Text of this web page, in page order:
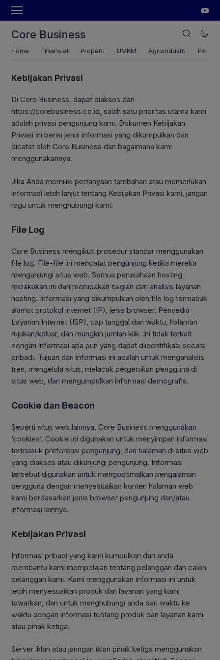
Core Business
Home Finansial Properti UMKM Agroindustri
Kebijakan Privasi
Di Core Business, dapat diakses dari
https://corebusiness.co.id, salah satu prioritas utama kami
adalah privasi pengunjung kami. Dokumen Kebijakan
Privasi ini berisi jenis informasi yang dikumpulkan dan
dicatat oleh Core Business dan bagaimana kami
menggunakannya.
Jika Anda memiliki pertanyaan tambahan atau memerlukan
informasi lebih lanjut tentang Kebijakan Privasi kami, jangan
ragu untuk menghubungi kami.
File Log
Core Business mengikuti prosedur standar menggunakan
file log. File-file ini mencatat pengunjung ketika mereka
mengunjungi situs web. Semua perusahaan hosting
melakukan ini dan merupakan bagian dari analisis layanan
hosting. Informasi yang dikumpulkan oleh file log termasuk
alamat protokol internet (IP), jenis browser, Penyedia
Layanan Internet (ISP), cap tanggal dan waktu, halaman
rujukan/keluar, dan mungkin jumlah klik. Ini tidak terkait
dengan informasi apa pun yang dapat diidentifikasi secara
pribadi. Tujuan dari informasi ini adalah untuk menganalisis
tren, mengelola situs, melacak pergerakan pengguna di
situs web, dan mengumpulkan informasi demografis.
Cookie dan Beacon
Seperti situs web lainnya, Core Business menggunakan
‘cookies’. Cookie ini digunakan untuk menyimpan informasi
termasuk preferensi pengunjung, dan halaman di situs web
yang diakses atau dikunjungi pengunjung. Informasi
tersebut digunakan untuk mengoptimalkan pengalaman
pengguna dengan menyesuaikan konten halaman web
kami berdasarkan jenis browser pengunjung dan/atau
informasi lainnya.
Kebijakan Privasi
Informasi pribadi yang kami kumpulkan dari anda
membantu kami mempelajari tentang pelanggan dan calon
pelanggan kami. Kami menggunakan informasi ini untuk
lebih menyesuaikan produk dan layanan yang kami
tawarkan, dan untuk menghubungi anda dari waktu ke
waktu dengan informasi tentang produk dan layanan kami
atau pihak ketiga.
Server iklan atau jaringan iklan pihak ketiga menggunakan